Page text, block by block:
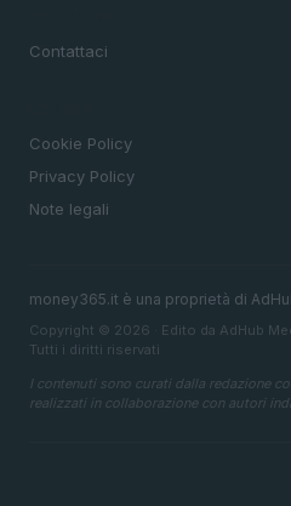
Contattaci
Cookie Policy
Privacy Policy
Note legali
money365.it è una proprietà di
Copyright © 2026 · Edito da AdHub
Tutti i diritti riservati
I contenuti sono curati dalla redazione
realizzati in collaborazione con autori